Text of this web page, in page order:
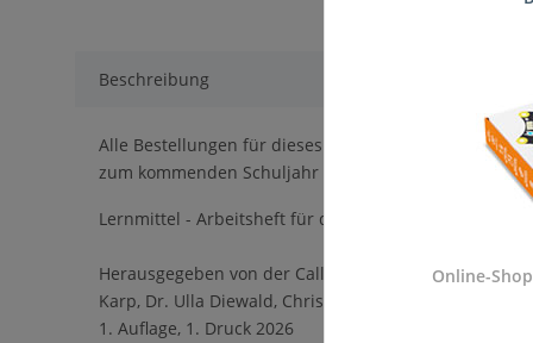
Beschreibung
Alle Bestellungen für dieses Produkt werden direkt
zum kommenden Schuljahr vor Ort sind.
Lernmittel - Arbeitsheft für die Einführung des
Herausgegeben von der Calliope gGmbH in
Karp, Dr. Ulla Diewald, Christian Heinz, Oliver
1. Auflage, 1. Druck 2026
Online-